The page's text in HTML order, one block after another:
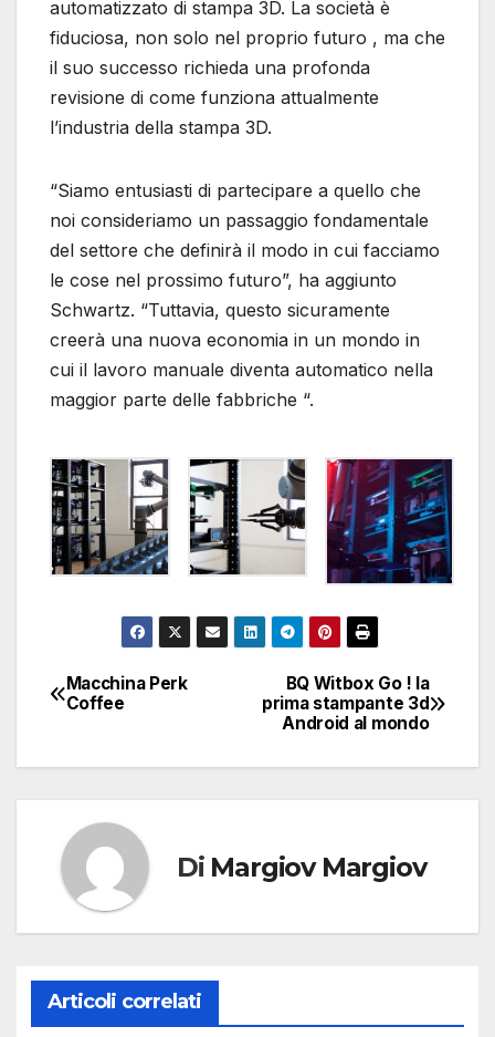
automatizzato di stampa 3D. La società è
fiduciosa, non solo nel proprio futuro , ma che
il suo successo richieda una profonda
revisione di come funziona attualmente
l’industria della stampa 3D.
“Siamo entusiasti di partecipare a quello che
noi consideriamo un passaggio fondamentale
del settore che definirà il modo in cui facciamo
le cose nel prossimo futuro”, ha aggiunto
Schwartz. “Tuttavia, questo sicuramente
creerà una nuova economia in un mondo in
cui il lavoro manuale diventa automatico nella
maggior parte delle fabbriche “.
Navigazione
BQ Witbox Go ! la
prima stampante 3d
Android al mondo
Macchina Perk
Coffee
Di Margiov Margiov
Articoli correlati